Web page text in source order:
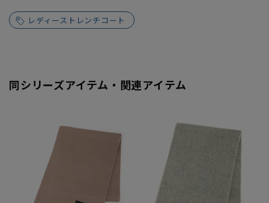
レディーストレンチコート
同シリーズアイテム・関連アイテム